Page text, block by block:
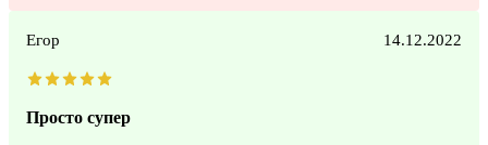
Егор 14.12.2022
Просто супер